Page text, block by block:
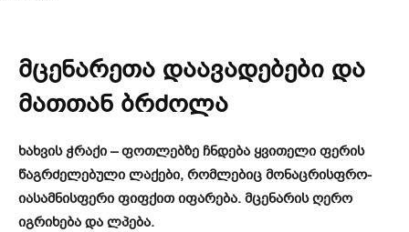
მცენარეთა დაავადებები და
მათთან ბრძოლა
ხახვის ჭრაქი – ფოთლებზე ჩნდება ყვითელი ფერის
წაგრძელებული ლაქები, რომლებიც მონაცრისფრო-
იასამნისფერი ფიფქით იფარება. მცენარის ღერო
იგრიხება და ლპება.